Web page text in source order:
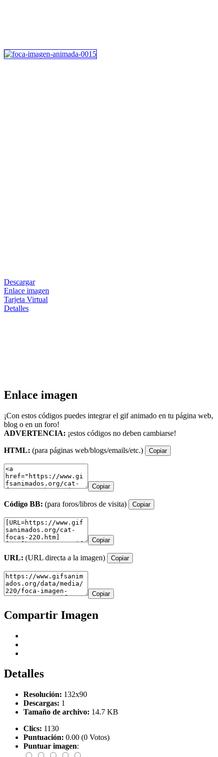
Descargar
Enlace imagen
Tarjeta Virtual
Detalles
Enlace imagen
¡Con estos códigos puedes integrar el gif animado en tu página web,
blog o en un foro!
ADVERTENCIA: ¡estos códigos no deben cambiarse!
HTML: (para páginas web/blogs/emails/etc.) Copiar
Copiar
Código BB: (para foros/libros de visita) Copiar
Copiar
URL: (URL directa a la imagen) Copiar
Copiar
Compartir Imagen
Detalles
Resolución: 132x90
Descargas: 1
Tamaño de archivo: 14.7 KB
Clics: 1130
Puntuación: 0.00 (0 Votos)
Puntuar imagen: